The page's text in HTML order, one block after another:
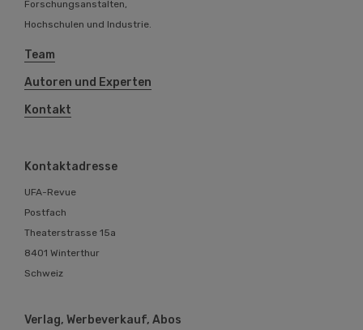
Forschungsanstalten,
Hochschulen und Industrie.
Team
Autoren und Experten
Kontakt
Kontaktadresse
UFA-Revue
Postfach
Theaterstrasse 15a
8401 Winterthur
Schweiz
Verlag, Werbeverkauf, Abos